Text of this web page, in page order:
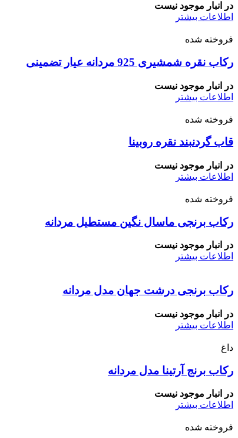
در انبار موجود نیست
اطلاعات بیشتر
فروخته شده
رکاب نقره شمشیری 925 مردانه عیار تضمینی
در انبار موجود نیست
اطلاعات بیشتر
فروخته شده
قاب گردنبند نقره روبینا
در انبار موجود نیست
اطلاعات بیشتر
فروخته شده
رکاب برنجی ماسال نگین مستطیل مردانه
در انبار موجود نیست
اطلاعات بیشتر
رکاب برنجی درشت جهان مدل مردانه
در انبار موجود نیست
اطلاعات بیشتر
داغ
رکاب برنج آرتینا مدل مردانه
در انبار موجود نیست
اطلاعات بیشتر
فروخته شده